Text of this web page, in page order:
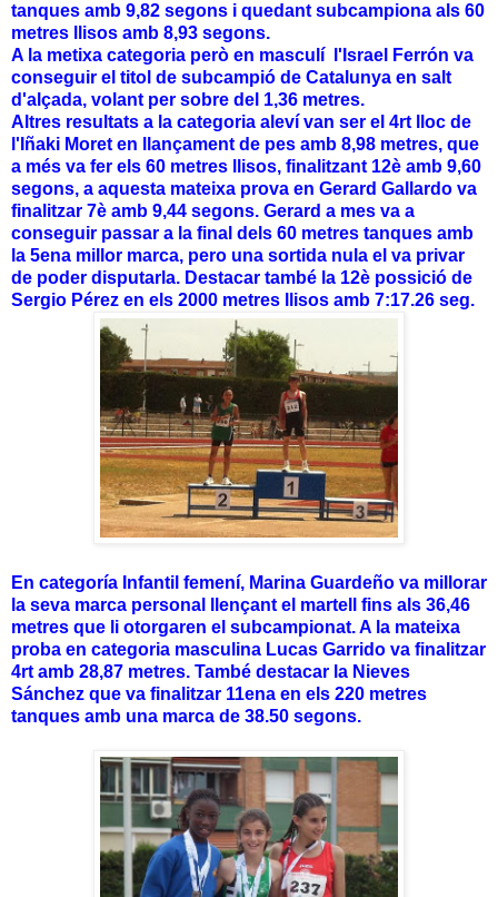
tanques amb 9,82 segons i quedant subcampiona als 60
metres llisos amb 8,93 segons.
A la metixa categoria però en masculí l'Israel Ferrón va
conseguir el titol de subcampió de Catalunya en salt
d'alçada, volant per sobre del 1,36 metres.
Altres resultats a la categoria aleví van ser el 4rt lloc de
l'Iñaki Moret en llançament de pes amb 8,98 metres, que
a més va fer els 60 metres llisos, finalitzant 12è amb 9,60
segons, a aquesta mateixa prova en Gerard Gallardo va
finalitzar 7è amb 9,44 segons. Gerard a mes va a
conseguir passar a la final dels 60 metres tanques amb
la 5ena millor marca, pero una sortida nula el va privar
de poder disputarla. Destacar també la 12è possició de
Sergio Pérez en els 2000 metres llisos amb 7:17.26 seg.
En categoría Infantil femení, Marina Guardeño va millorar
la seva marca personal llençant el martell fins als 36,46
metres que li otorgaren el subcampionat. A la mateixa
proba en categoria masculina Lucas Garrido va finalitzar
4rt amb 28,87 metres. També destacar la Nieves
Sánchez que va finalitzar 11ena en els 220 metres
tanques amb una marca de 38.50 segons.